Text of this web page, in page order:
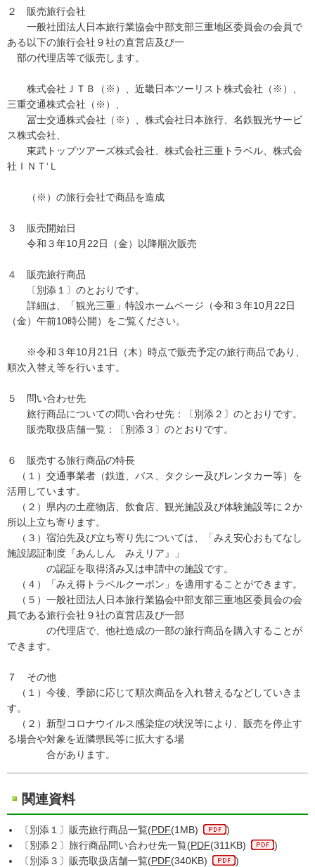
２ 販売旅行会社
一般社団法人日本旅行業協会中部支部三重地区委員会の会員で
ある以下の旅行会社９社の直営店及び一
部の代理店等で販売します。
株式会社ＪＴＢ（※）、近畿日本ツーリスト株式会社（※）、
三重交通株式会社（※）、
冨士交通株式会社（※）、株式会社日本旅行、名鉄観光サービ
ス株式会社、
東武トップツアーズ株式会社、株式会社三重トラベル、株式会
社ＩＮＴ‘Ｌ
（※）の旅行会社で商品を造成
３ 販売開始日
令和３年10月22日（金）以降順次販売
４ 販売旅行商品
〔別添１〕のとおりです。
詳細は、「観光三重」特設ホームページ（令和３年10月22日
（金）午前10時公開）をご覧ください。
※令和３年10月21日（木）時点で販売予定の旅行商品であり、
順次入替え等を行います。
５ 問い合わせ先
旅行商品についての問い合わせ先：〔別添２〕のとおりです。
販売取扱店舗一覧：〔別添３〕のとおりです。
６ 販売する旅行商品の特長
（１）交通事業者（鉄道、バス、タクシー及びレンタカー等）を
活用しています。
（２）県内の土産物店、飲食店、観光施設及び体験施設等に２か
所以上立ち寄ります。
（３）宿泊先及び立ち寄り先については、「みえ安心おもてなし
施設認証制度『あんしん みえリア』」
の認証を取得済み又は申請中の施設です。
（４）「みえ得トラベルクーポン」を適用することができます。
（５）一般社団法人日本旅行業協会中部支部三重地区委員会の会
員である旅行会社９社の直営店及び一部
の代理店で、他社造成の一部の旅行商品を購入することが
できます。
７ その他
（１）今後、季節に応じて順次商品を入れ替えるなどしていきま
す。
（２）新型コロナウイルス感染症の状況等により、販売を停止す
る場合や対象を近隣県民等に拡大する場
合があります。
関連資料
〔別添１〕販売旅行商品一覧(PDF(1MB)
)
〔別添２〕旅行商品問い合わせ先一覧(PDF(311KB)
)
〔別添３〕販売取扱店舗一覧(PDF(340KB) )